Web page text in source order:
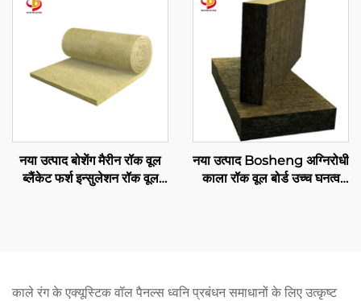
नया उत्पाद बोशेंग मैरीन रॉक वूल
ब्लैंकेट फर्श इन्सुलेशन रॉक वूल
नया उत्पाद Bosheng अग्निरोधी
काला रॉक वूल बोर्ड उच्च घनत्व
काले रंग के एक्यूस्टिक वॉल पैनल्स ध्वनि प्रबंधन समाधानों के लिए उत्कृष्ट